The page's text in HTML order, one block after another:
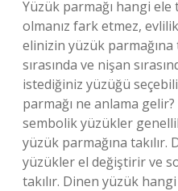
Yüzük parmağı hangi ele
olmanız fark etmez,
elinizin yüzük parmağına
sırasında ve nişan
istediğiniz yüzüğü
parmağı ne anlama
sembolik yüzükler
yüzük parmağına
yüzükler el değiştirir ve
takılır. Dinen yüzük